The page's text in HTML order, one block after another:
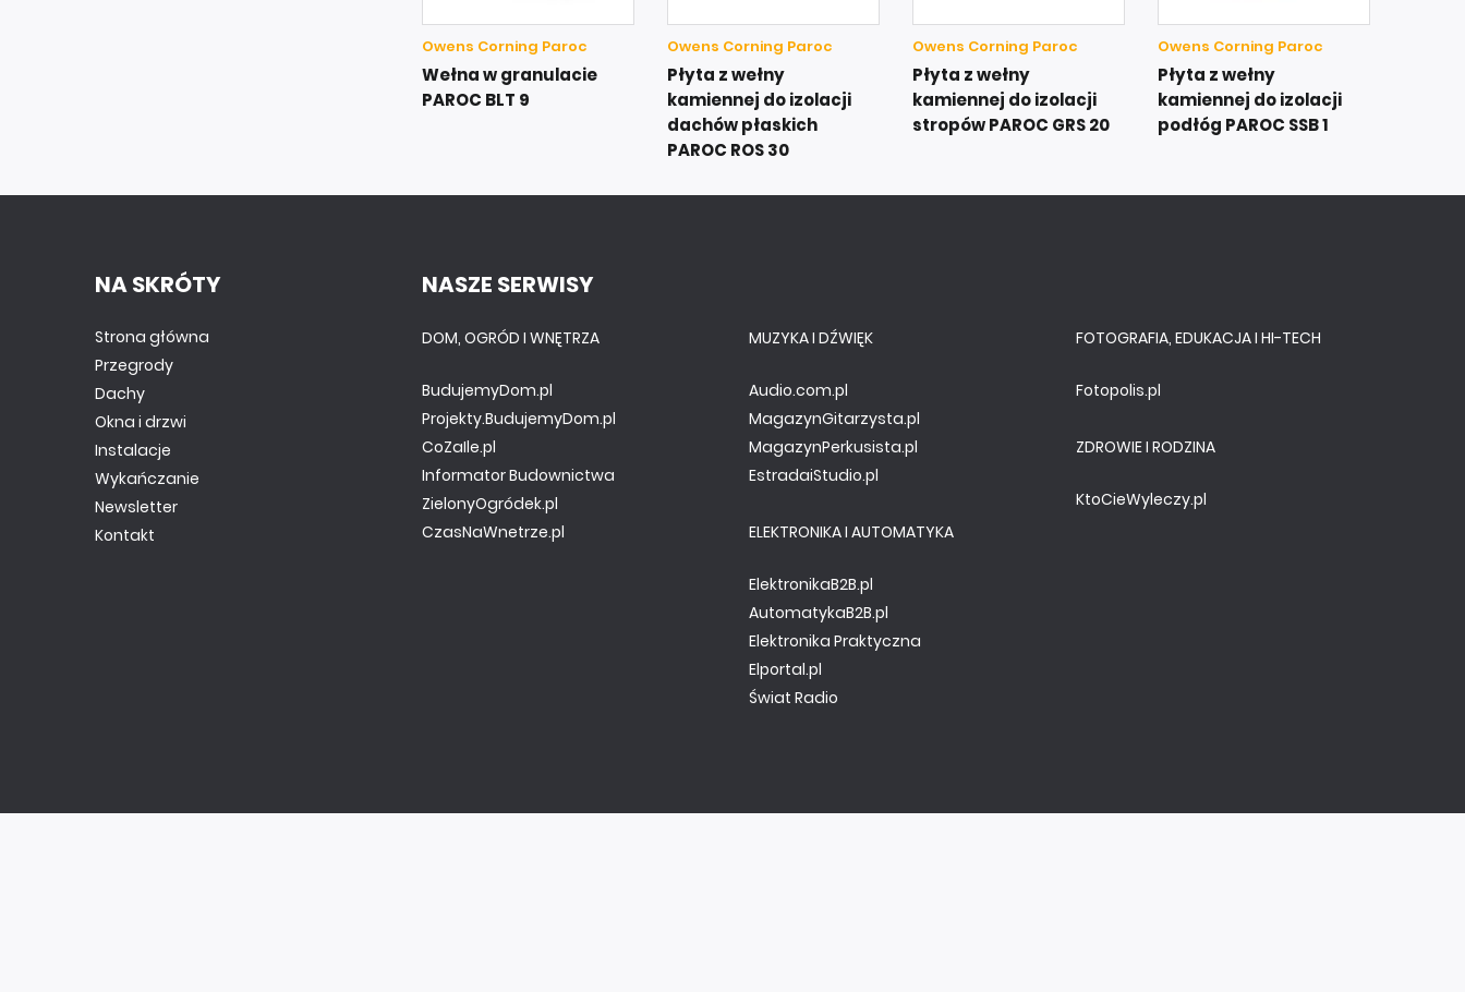
Owens Corning Paroc
Wełna w granulacie
PAROC BLT 9
Owens Corning Paroc
Płyta z wełny
kamiennej do izolacji
dachów płaskich
PAROC ROS 30
Owens Corning Paroc
Płyta z wełny
kamiennej do izolacji
stropów PAROC GRS 20
Owens Corning Paroc
Płyta z wełny
kamiennej do izolacji
podłóg PAROC SSB 1
NA SKRÓTY
Strona główna
Przegrody
Dachy
Okna i drzwi
Instalacje
Wykańczanie
Newsletter
Kontakt
NASZE SERWISY
DOM, OGRÓD I WNĘTRZA
BudujemyDom.pl
Projekty.BudujemyDom.pl
CoZaIle.pl
Informator Budownictwa
ZielonyOgródek.pl
CzasNaWnetrze.pl
MUZYKA I DŹWIĘK
Audio.com.pl
MagazynGitarzysta.pl
MagazynPerkusista.pl
EstradaiStudio.pl
ELEKTRONIKA I AUTOMATYKA
ElektronikaB2B.pl
AutomatykaB2B.pl
Elektronika Praktyczna
Elportal.pl
Świat Radio
FOTOGRAFIA, EDUKACJA I HI-TECH
Fotopolis.pl
ZDROWIE I RODZINA
KtoCieWyleczy.pl